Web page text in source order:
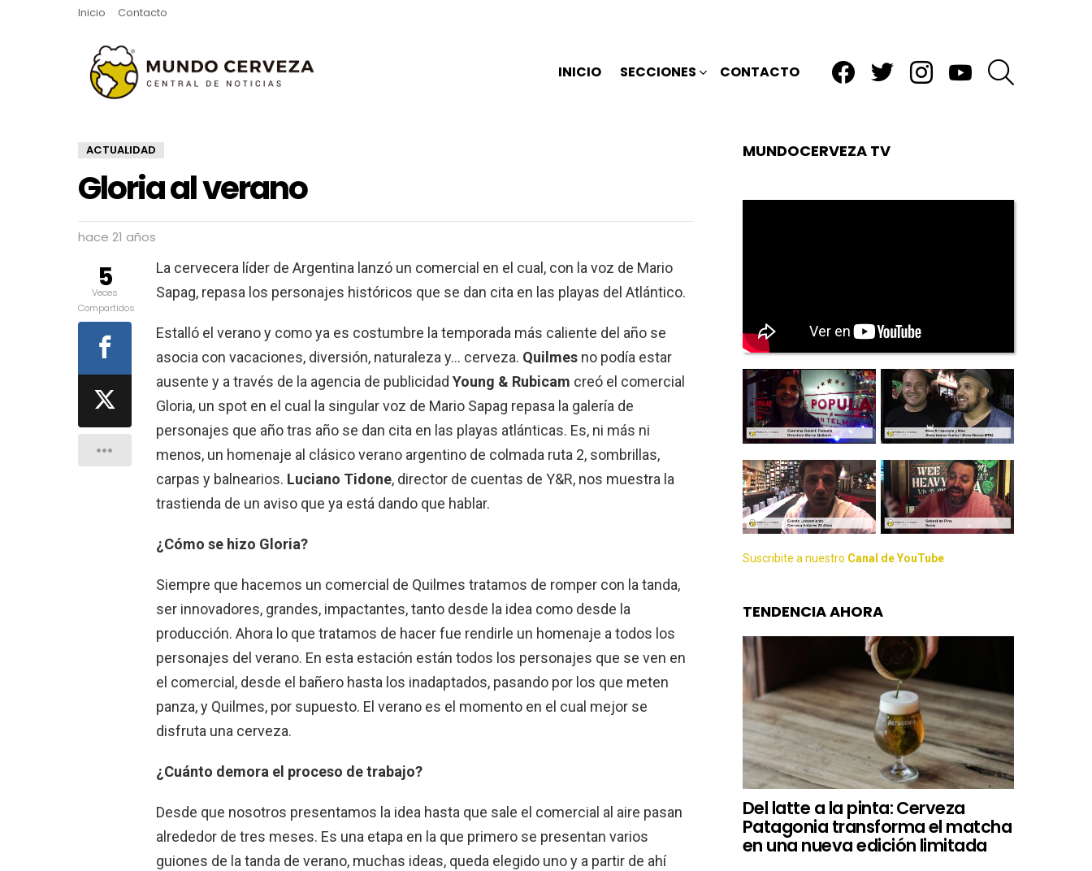
Inicio Contacto
INICIO SECCIONES CONTACTO
ACTUALIDAD
Gloria al verano
hace 21 años
La cervecera líder de Argentina lanzó un comercial en el cual, con la voz de Mario
Sapag, repasa los personajes históricos que se dan cita en las playas del Atlántico.
Estalló el verano y como ya es costumbre la temporada más caliente del año se
asocia con vacaciones, diversión, naturaleza y… cerveza. Quilmes no podía estar
ausente y a través de la agencia de publicidad Young & Rubicam creó el comercial
Gloria, un spot en el cual la singular voz de Mario Sapag repasa la galería de
personajes que año tras año se dan cita en las playas atlánticas. Es, ni más ni
menos, un homenaje al clásico verano argentino de colmada ruta 2, sombrillas,
carpas y balnearios. Luciano Tidone, director de cuentas de Y&R, nos muestra la
trastienda de un aviso que ya está dando que hablar.
¿Cómo se hizo Gloria?
Siempre que hacemos un comercial de Quilmes tratamos de romper con la tanda,
ser innovadores, grandes, impactantes, tanto desde la idea como desde la
producción. Ahora lo que tratamos de hacer fue rendirle un homenaje a todos los
personajes del verano. En esta estación están todos los personajes que se ven en
el comercial, desde el bañero hasta los inadaptados, pasando por los que meten
panza, y Quilmes, por supuesto. El verano es el momento en el cual mejor se
disfruta una cerveza.
¿Cuánto demora el proceso de trabajo?
Desde que nosotros presentamos la idea hasta que sale el comercial al aire pasan
alrededor de tres meses. Es una etapa en la que primero se presentan varios
guiones de la tanda de verano, muchas ideas, queda elegido uno y a partir de ahí
5
Veces
Compartidos
MUNDOCERVEZA TV
Suscribite a nuestro Canal de YouTube
TENDENCIA AHORA
Del latte a la pinta: Cerveza
Patagonia transforma el matcha
en una nueva edición limitada